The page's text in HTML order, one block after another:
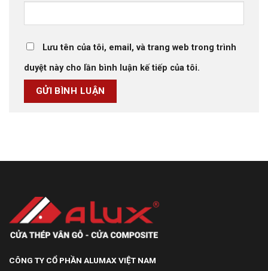
Lưu tên của tôi, email, và trang web trong trình
duyệt này cho lần bình luận kế tiếp của tôi.
CÔNG TY CỔ PHẦN ALUMAX VIỆT NAM